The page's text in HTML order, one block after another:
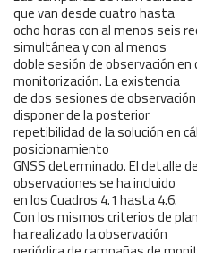
que van desde cuatro hasta
ocho horas con al menos seis
simultánea y con al menos
doble sesión de observación
monitorización. La existencia
de dos sesiones de
disponer de la posterior
repetibilidad de la solución en
posicionamiento
GNSS determinado. El detalle
observaciones se ha incluido
en los Cuadros 4.1 hasta 4.6.
Con los mismos criterios de
ha realizado la observación